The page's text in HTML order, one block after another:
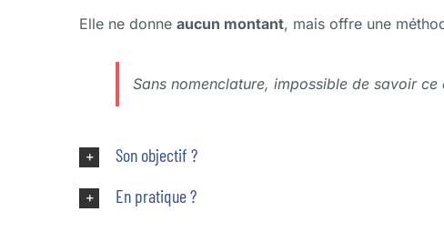
Elle ne donne aucun montant, mais offre une
Sans nomenclature, impossible de savoir
Son objectif ?
En pratique ?